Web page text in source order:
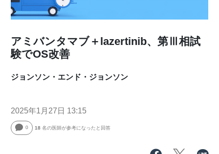
アミバンタマブ＋lazertinib、第Ⅲ相試
験でOS改善
ジョンソン・エンド・ジョンソン
2025年1月27日 13:15
0 18 名の医師が参考になったと回答